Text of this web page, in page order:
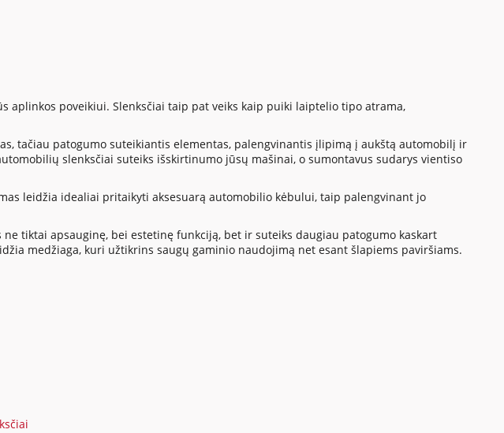
aplinkos poveikiui. Slenksčiai taip pat veiks kaip puiki laiptelio tipo atrama,
tačiau patogumo suteikiantis elementas, palengvinantis įlipimą į aukštą automobilį ir
slenksčiai suteiks išskirtinumo jūsų mašinai, o sumontavus sudarys vientiso
leidžia idealiai pritaikyti aksesuarą automobilio kėbului, taip palengvinant jo
tiktai apsauginę, bei estetinę funkciją, bet ir suteiks daugiau patogumo kaskart
medžiaga, kuri užtikrins saugų gaminio naudojimą net esant šlapiems paviršiams.